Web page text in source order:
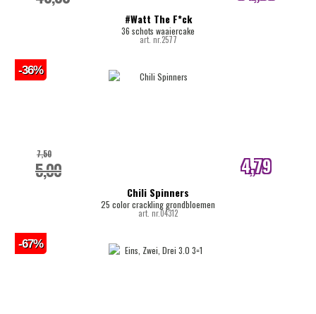
#Watt The F*ck
36 schots waaiercake
art. nr.2577
internetprijs
Chili Spinners
25 color crackling grondbloemen
art. nr.04312
5,00
7,50 4,79
internetprijs
-36%
-67%